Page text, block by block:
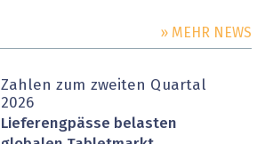
» MEHR NEWS
Zahlen zum zweiten Quartal
2026
Lieferengpässe belasten